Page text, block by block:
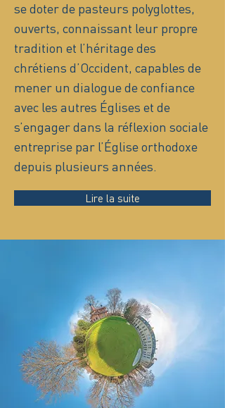
se doter de pasteurs polyglottes,
ouverts, connaissant leur propre
tradition et l’héritage des
chrétiens d’Occident, capables de
mener un dialogue de confiance
avec les autres Églises et de
s’engager dans la réflexion sociale
entreprise par l’Église orthodoxe
depuis plusieurs années.
Lire la suite